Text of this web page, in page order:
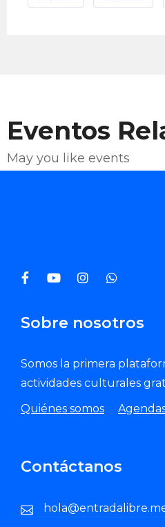
Eventos
May you like events
Sobre nosotros
Somos la primera
actividades culturales
Quiénes somos
Contáctanos